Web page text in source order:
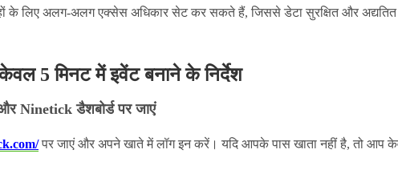
के लिए अलग-अलग एक्सेस अधिकार सेट कर सकते हैं, जिससे डेटा सुरक्षित और अद्यतित
5 मिनट में इवेंट बनाने के निर्देश
Ninetick डैशबोर्ड पर जाएं
पर जाएं और अपने खाते में लॉग इन करें। यदि आपके पास खाता नहीं है, तो आप